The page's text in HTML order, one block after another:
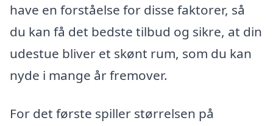
have en forståelse for disse faktorer, så
du kan få det bedste tilbud og sikre, at din
udestue bliver et skønt rum, som du kan
nyde i mange år fremover.
For det første spiller størrelsen på